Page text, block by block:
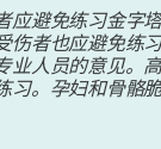
应避免练习金字
伤者也应避免练习
业人员的意见。
习。孕妇和骨骼